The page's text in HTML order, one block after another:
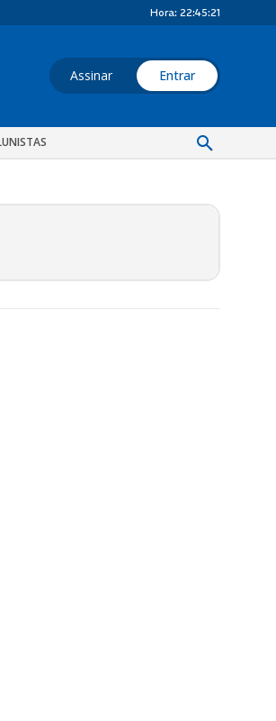
Hora: 22:45:21
Assinar Entrar